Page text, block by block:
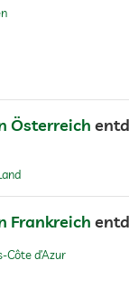
Österreich
Frankreich
d’Azur